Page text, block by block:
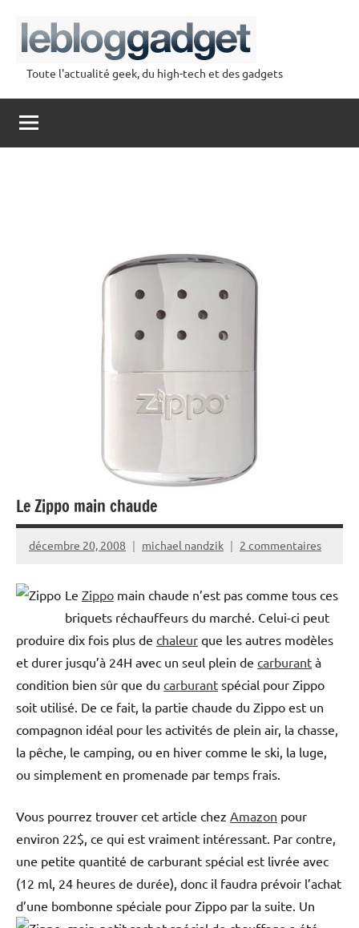
contenu
lebloggadget
Toute l'actualité geek, du high-tech et des gadgets
Le Zippo main chaude
décembre 20, 2008 michael nandzik 2 commentaires
Le Zippo main chaude n’est pas comme tous ces
briquets réchauffeurs du marché. Celui-ci peut
produire dix fois plus de chaleur que les autres modèles
et durer jusqu’à 24H avec un seul plein de carburant à
condition bien sûr que du carburant spécial pour Zippo
soit utilisé. De ce fait, la partie chaude du Zippo est un
compagnon idéal pour les activités de plein air, la chasse,
la pêche, le camping, ou en hiver comme le ski, la luge,
ou simplement en promenade par temps frais.
Vous pourrez trouver cet article chez Amazon pour
environ 22$, ce qui est vraiment intéressant. Par contre,
une petite quantité de carburant spécial est livrée avec
(12 ml, 24 heures de durée), donc il faudra prévoir l’achat
d’une bombonne spéciale pour Zippo par la suite. Un